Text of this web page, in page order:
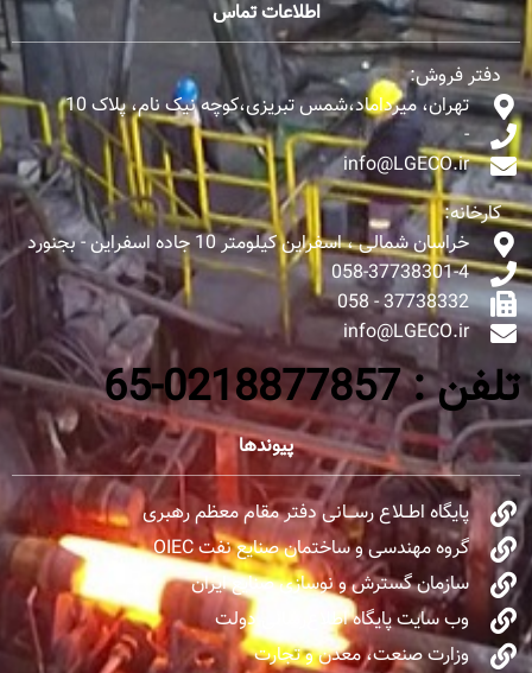
اطلاعات تماس
دفتر فروش:
تهران، میرداماد،شمس تبریزی،کوچه نیک نام، پلاک 10
-
info@LGECO.ir
کارخانه:
خراسان شمالی ، اسفراین کیلومتر 10 جاده اسفراین - بجنورد
058-37738301-4
37738332 - 058
info@LGECO.ir
تلفن : 0218877857-65
پیوندها
پایگاه اطــلاع رســـانی دفتر مقام معظم رهبری
گروه مهندسی و ساختمان صنایع نفت OIEC
سازمان گسترش و نوسازی صنایع ایران
وب سایت پایگاه اطلاع‌رسانی دولت
وزارت صنعت، معدن و تجارت